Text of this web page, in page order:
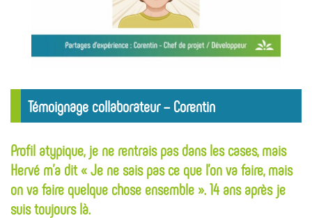
Témoignage collaborateur – Corentin
Profil atypique, je ne rentrais pas dans les cases, mais
Hervé m’a dit « Je ne sais pas ce que l’on va faire, mais
on va faire quelque chose ensemble ». 14 ans après je
suis toujours là.